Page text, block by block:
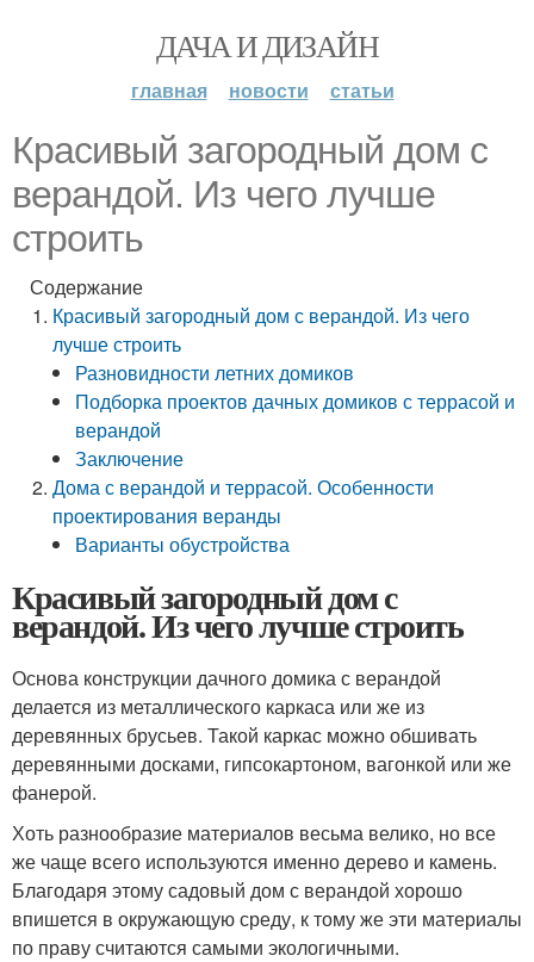
ДАЧА И ДИЗАЙН
главная новости статьи
Красивый загородный дом с
верандой. Из чего лучше
строить
Содержание
Красивый загородный дом с верандой. Из чего
лучше строить
Разновидности летних домиков
Подборка проектов дачных домиков с террасой и
верандой
Заключение
Дома с верандой и террасой. Особенности
проектирования веранды
Варианты обустройства
Красивый загородный дом с
верандой. Из чего лучше строить
Основа конструкции дачного домика с верандой
делается из металлического каркаса или же из
деревянных брусьев. Такой каркас можно обшивать
деревянными досками, гипсокартоном, вагонкой или же
фанерой.
Хоть разнообразие материалов весьма велико, но все
же чаще всего используются именно дерево и камень.
Благодаря этому садовый дом с верандой хорошо
впишется в окружающую среду, к тому же эти материалы
по праву считаются самыми экологичными.